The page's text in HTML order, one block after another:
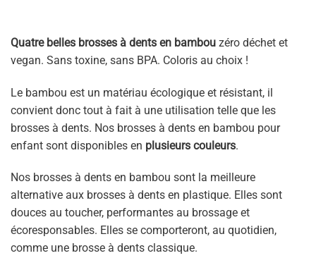
Quatre belles brosses à dents en bambou zéro déchet et
vegan. Sans toxine, sans BPA. Coloris au choix !
Le bambou est un matériau écologique et résistant, il
convient donc tout à fait à une utilisation telle que les
brosses à dents. Nos brosses à dents en bambou pour
enfant sont disponibles en plusieurs couleurs.
Nos brosses à dents en bambou sont la meilleure
alternative aux brosses à dents en plastique. Elles sont
douces au toucher, performantes au brossage et
écoresponsables. Elles se comporteront, au quotidien,
comme une brosse à dents classique.